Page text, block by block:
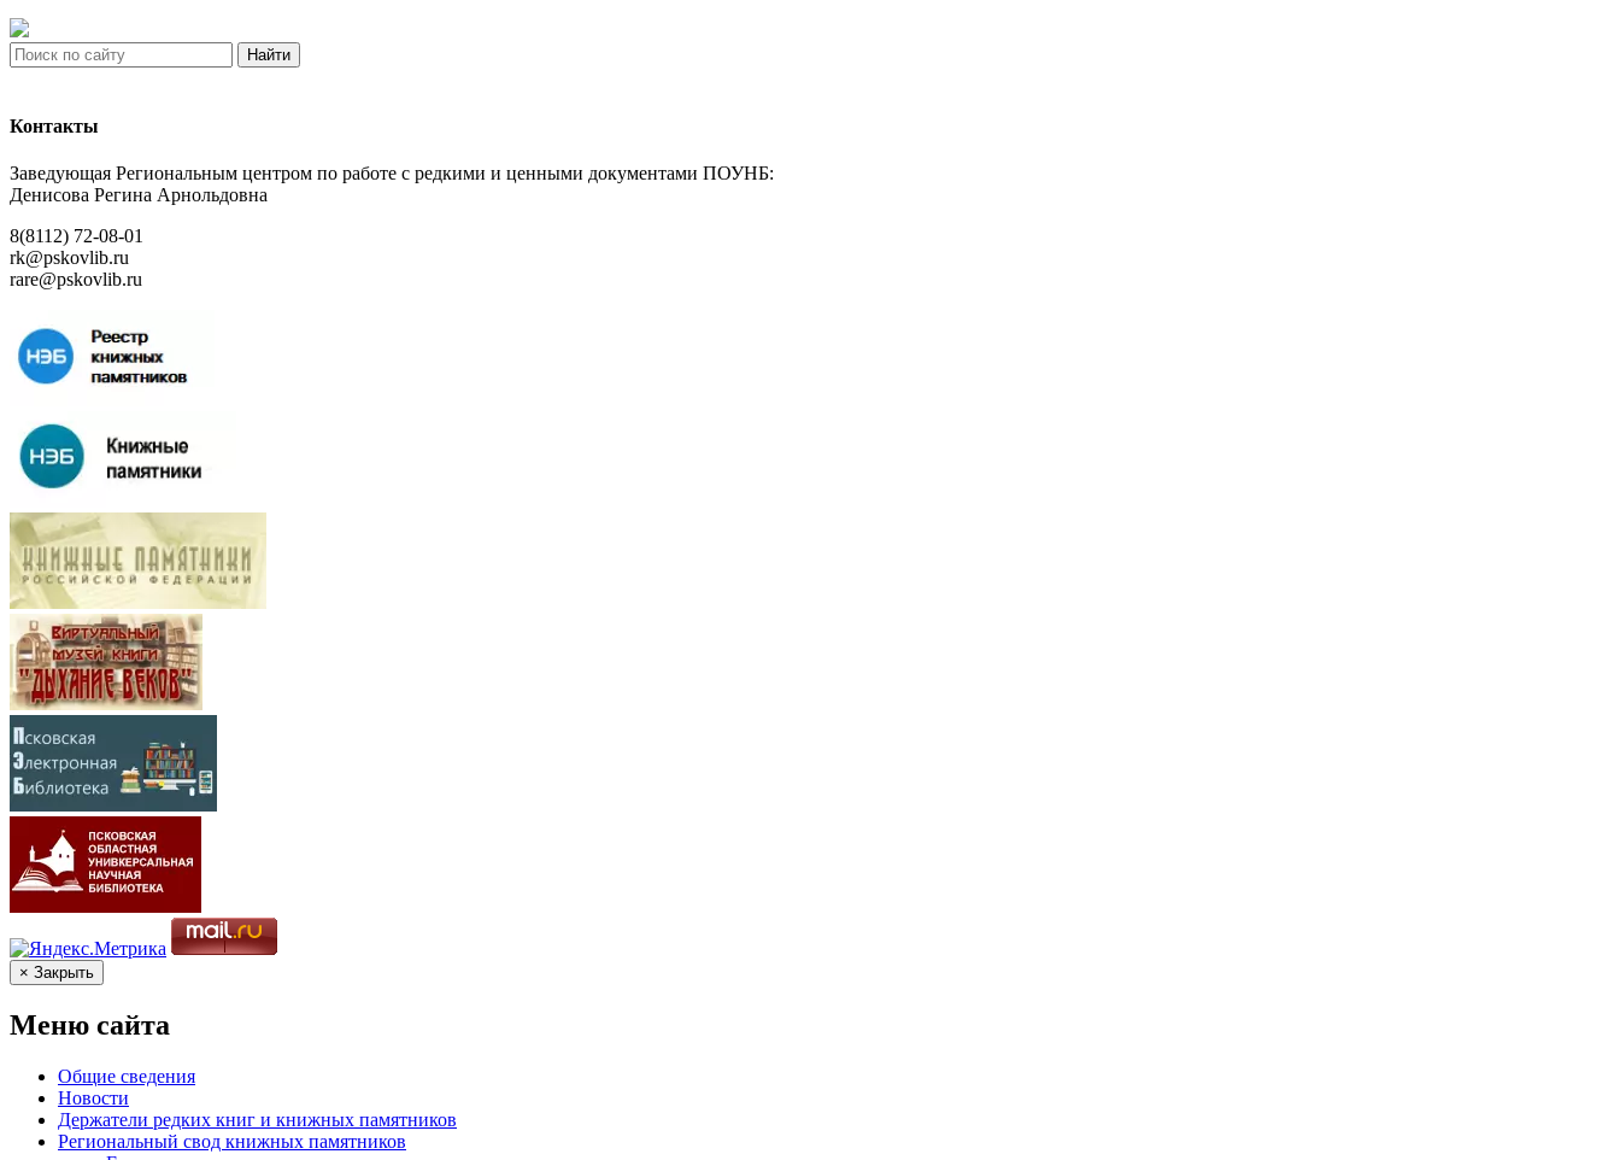
Найти
Контакты
Заведующая Региональным центром по работе с редкими и ценными документами ПОУНБ:
Денисова Регина Арнольдовна
8(8112) 72-08-01
rk@pskovlib.ru
rare@pskovlib.ru
× Закрыть
Меню сайта
Общие сведения
Новости
Держатели редких книг и книжных памятников
Региональный свод книжных памятников